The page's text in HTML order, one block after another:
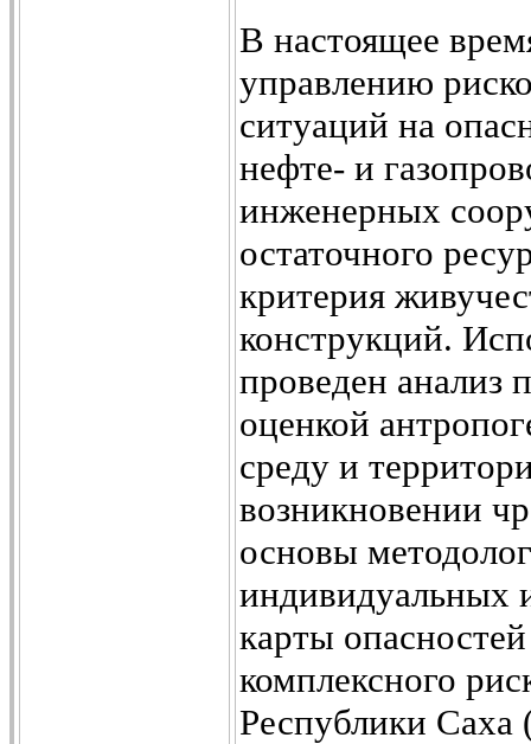
В настоящее
управлению
ситуаций на
нефте- и
инженерных
остаточного
критерия
конструкций.
проведен анализ
оценкой
среду и
возникновении
основы
индивидуальных
карты
комплексного
Республики Саха